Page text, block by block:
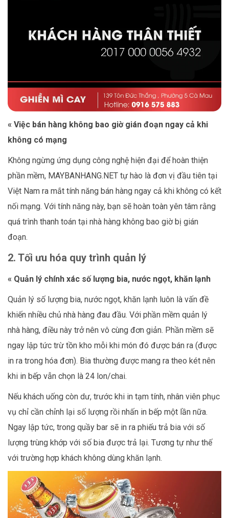
« Việc bán hàng không bao giờ gián đoạn ngay cả khi
không có mạng
Không ngừng ứng dụng công nghệ hiện đại để hoàn thiện
phần mềm, MAYBANHANG.NET tự hào là đơn vị đầu tiên tại
Việt Nam ra mắt tính năng bán hàng ngay cả khi không có kết
nối mạng. Với tính năng này, bạn sẽ hoàn toàn yên tâm rằng
quá trình thanh toán tại nhà hàng không bao giờ bị gián
đoạn.
2. Tối ưu hóa quy trình quản lý
« Quản lý chính xác số lượng bia, nước ngọt, khăn lạnh
Quản lý số lượng bia, nước ngọt, khăn lạnh luôn là vấn đề
khiến nhiều chủ nhà hàng đau đầu. Với phần mềm quản lý
nhà hàng, điều này trở nên vô cùng đơn giản. Phần mềm sẽ
ngay lập tức trừ tồn kho mỗi khi món đó được bán ra (được
in ra trong hóa đơn). Bia thường được mang ra theo két nên
khi in bếp vẫn chọn là 24 lon/chai.
Nếu khách uống còn dư, trước khi in tạm tính, nhân viên phục
vụ chỉ cần chỉnh lại số lượng rồi nhấn in bếp một lần nữa.
Ngay lập tức, trong quầy bar sẽ in ra phiếu trả bia với số
lượng trùng khớp với số bia được trả lại. Tương tự như thế
với trường hợp khách không dùng khăn lạnh.